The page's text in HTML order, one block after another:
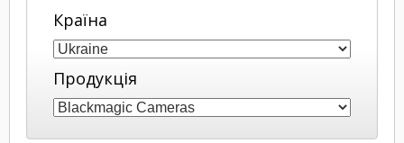
Brazil
China
Країна
Продукція